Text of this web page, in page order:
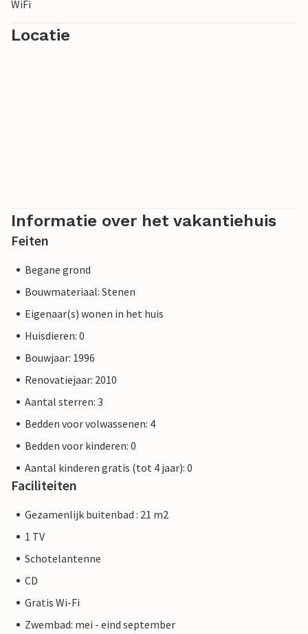
WiFi
Locatie
Informatie over het vakantiehuis
Feiten
Begane grond
Bouwmateriaal: Stenen
Eigenaar(s) wonen in het huis
Huisdieren: 0
Bouwjaar: 1996
Renovatiejaar: 2010
Aantal sterren: 3
Bedden voor volwassenen: 4
Bedden voor kinderen: 0
Aantal kinderen gratis (tot 4 jaar): 0
Faciliteiten
Gezamenlijk buitenbad : 21 m2
1 TV
Schotelantenne
CD
Gratis Wi-Fi
Zwembad: mei - eind september